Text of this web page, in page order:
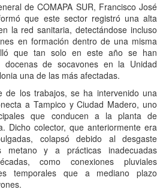
de COMAPA SUR, Francisco José
que este sector registró una alta
la red sanitaria, detectándose incluso
en formación dentro de una misma
que tan solo en este año se han
de socavones en la Unidad
una de las más afectadas.
de los trabajos, se ha intervenido una
a Tampico y Ciudad Madero, uno
que conducen a la planta de
Dicho colector, que anteriormente era
colapsó debido al desgaste
y a prácticas inadecuadas
como conexiones pluviales
temporales que a mediano plazo